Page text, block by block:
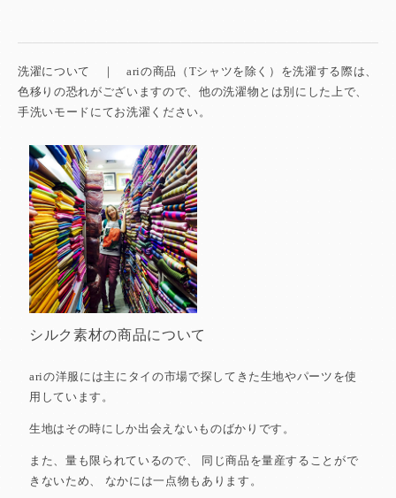
洗濯について ｜ ariの商品（Tシャツを除く）を洗濯する際は、
色移りの恐れがございますので、他の洗濯物とは別にした上で、
手洗いモードにてお洗濯ください。
シルク素材の商品について
ariの洋服には主にタイの市場で探してきた生地やパーツを使
用しています。
生地はその時にしか出会えないものばかりです。
また、量も限られているので、
同じ商品を量産することがで
きないため、
なかには一点物もあります。